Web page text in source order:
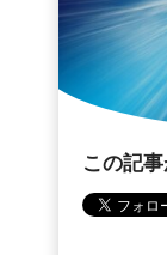
この記